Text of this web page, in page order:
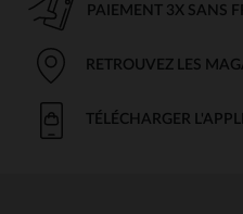
PAIEMENT 3X SANS
RETROUVEZ LES
TÉLÉCHARGER L'APPLI